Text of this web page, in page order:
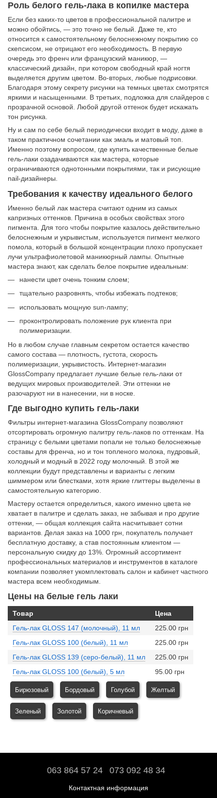
Роль белого гель-лака в копилке мастера
Если без каких-то цветов в профессиональной палитре и
можно обойтись, — это точно не белый. Даже те, кто
относится к самостоятельному белоснежному покрытию со
скепсисом, не отрицают его необходимость. В первую
очередь это френч или французский маникюр, —
классический дизайн, при котором свободный край ногтя
выделяется другим цветом. Во-вторых, любые подрисовки.
Благодаря этому секрету рисунки на темных цветах смотрятся
яркими и насыщенными. В третьих, подложка для слайдеров с
прозрачной основой. Любой другой оттенок будет искажать
тон рисунка.
Ну и сам по себе белый периодически входит в моду, даже в
таком практичном сочетании как эмаль и матовый топ.
Именно поэтому вопросом, где купить качественные белые
гель-лаки озадачиваются как мастера, которые
ограничиваются однотонными покрытиями, так и рисующие
nail-дизайнеры.
Требования к качеству идеального белого
Именно белый лак мастера считают одним из самых
капризных оттенков. Причина в особых свойствах этого
пигмента. Для того чтобы покрытие казалось действительно
белоснежным и укрывистым, используется пигмент мелкого
помола, который в большой концентрации плохо пропускает
лучи ультрафиолетовой маникюрный лампы. Опытные
мастера знают, как сделать белое покрытие идеальным:
нанести цвет очень тонким слоем;
тщательно разровнять, чтобы избежать подтеков;
использовать мощную sun-лампу;
проконтролировать положение рук клиента при
полимеризации.
Но в любом случае главным секретом остается качество
самого состава — плотность, густота, скорость
полимеризации, укрывистость. Интернет-магазин
GlossCompany предлагает лучшие белые гель-лаки от
ведущих мировых производителей. Эти оттенки не
разочаруют ни в нанесении, ни в носке.
Где выгодно купить гель-лаки
Фильтры интернет-магазина GlossCompany позволяют
отсортировать огромную палитру гель-лаков по оттенкам. На
страницу с белыми цветами попали не только белоснежные
составы для френча, но и тон топленого молока, пудровый,
холодный и модный в 2022 году молочный. В этой же
коллекции будут представлены и варианты с легким
шиммером или блестками, хотя яркие глиттеры выделены в
самостоятельную категорию.
Мастеру остается определиться, какого именно цвета не
хватает в палитре и сделать заказ, не забывая и про другие
оттенки, — общая коллекция сайта насчитывает сотни
вариантов. Делая заказ на 1000 грн, покупатель получает
бесплатную доставку, а став постоянным клиентом —
персональную скидку до 13%. Огромный ассортимент
профессиональных материалов и инструментов в каталоге
компании позволяет укомплектовать салон и кабинет частного
мастера всем необходимым.
Цены на белые гель лаки
Товар
Цена
Гель-лак GLOSS 147 (молочный), 11 мл
225.00 грн
Гель-лак GLOSS 100 (белый), 11 мл
225.00 грн
Гель-лак GLOSS 139 (серо-белый), 11 мл
225.00 грн
Гель-лак GLOSS 100 (белый), 5 мл
95.00 грн
Бирюзовый Бордовый Голубой Желтый
Зеленый Золотой Коричневый
063 864 57 24 073 092 48 34
Контактная информация